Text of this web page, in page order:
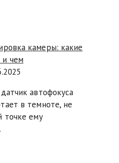
камеры: какие
чем
автофокуса
в темноте, не
точке ему